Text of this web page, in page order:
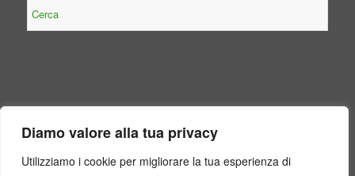
Diamo valore alla tua privacy
Utilizziamo i cookie per migliorare la tua esperienza di
NOTE LEGALI
Contenuto non presente perché non obbligatorio, per legge, per il